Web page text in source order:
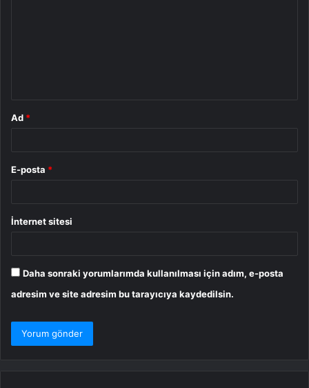
Ad *
E-posta *
İnternet sitesi
Daha sonraki yorumlarımda kullanılması için adım, e-posta
adresim ve site adresim bu tarayıcıya kaydedilsin.